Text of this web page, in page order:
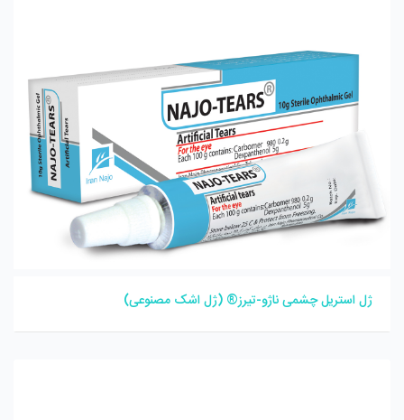
ژل استریل چشمی ناژو-تیرز® (ژل اشک مصنوعی)